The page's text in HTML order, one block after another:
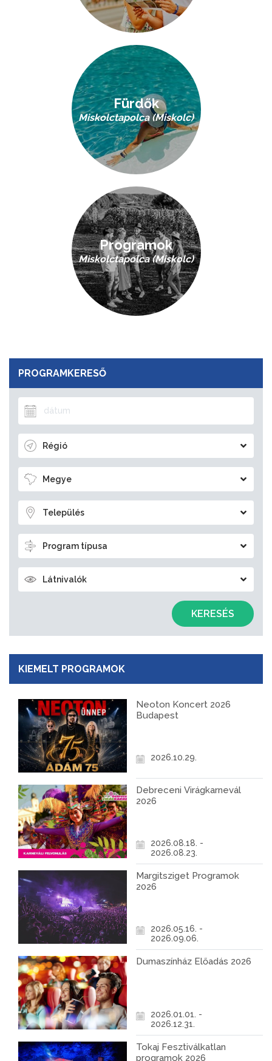
PROGRAMKERESŐ
Régió
Megye
Település
Program típusa
Látnivalók
KERESÉS
KIEMELT PROGRAMOK
Neoton Koncert 2026
Budapest
2026.10.29.
Debreceni Virágkarnevál
2026
2026.08.18. -
2026.08.23.
Margitsziget Programok
2026
2026.05.16. -
2026.09.06.
Dumaszínház Előadás 2026
2026.01.01. -
2026.12.31.
Tokaj Fesztiválkatlan
programok 2026
Fürdők
Miskolctapolca (Miskolc)
Programok
Miskolctapolca (Miskolc)